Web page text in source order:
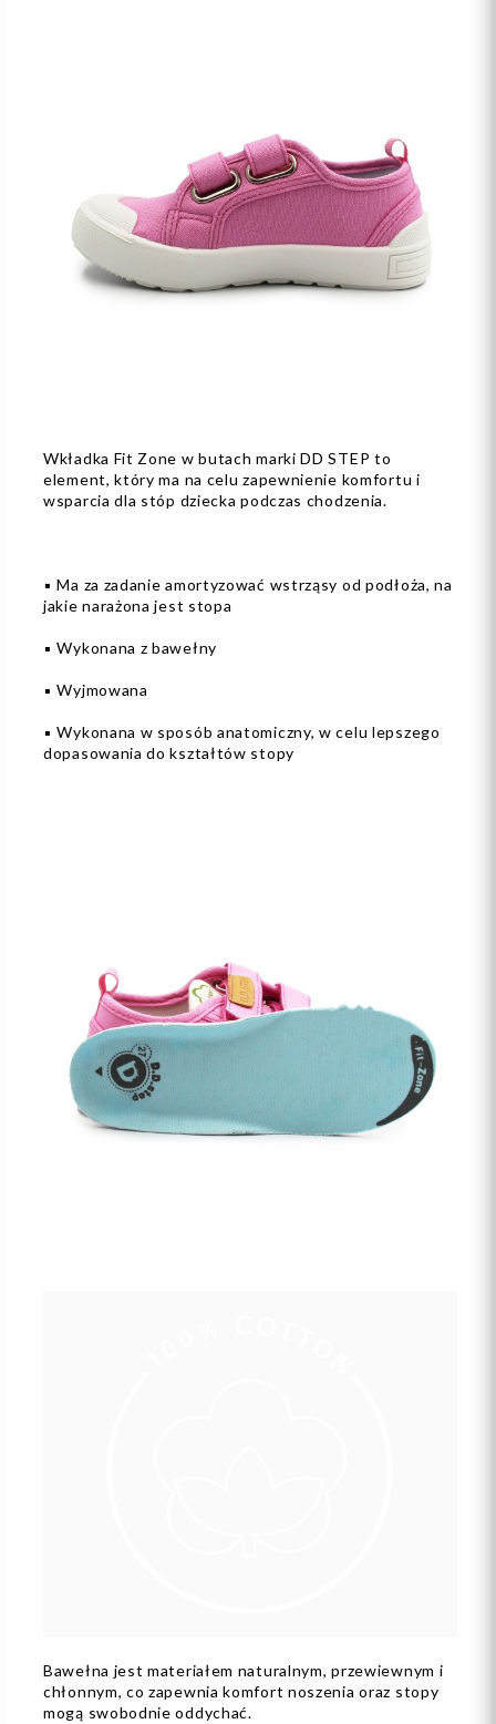
Wkładka Fit Zone w butach marki DD STEP to
element, który ma na celu zapewnienie komfortu i
wsparcia dla stóp dziecka podczas chodzenia.
▪️ Ma za zadanie amortyzować wstrząsy od podłoża, na
jakie narażona jest stopa
▪️ Wykonana z bawełny
▪️ Wyjmowana
▪️ Wykonana w sposób anatomiczny, w celu lepszego
dopasowania do kształtów stopy
Bawełna jest materiałem naturalnym, przewiewnym i
chłonnym, co zapewnia komfort noszenia oraz stopy
mogą swobodnie oddychać.